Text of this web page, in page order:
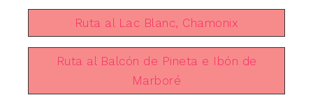
Ruta al Lac Blanc, Chamonix
Ruta al Balcón de Pineta e Ibón de
Marboré